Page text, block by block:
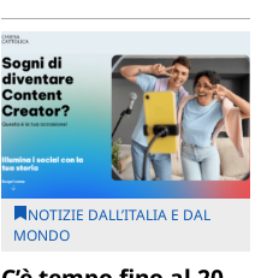
NOTIZIE DALL’ITALIA E DAL
MONDO